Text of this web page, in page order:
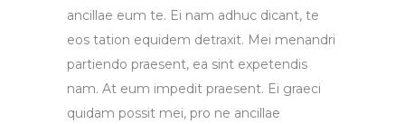
ancillae eum te. Ei nam adhuc dicant, te
eos tation equidem detraxit. Mei menandri
partiendo praesent, ea sint expetendis
nam. At eum impedit praesent. Ei graeci
quidam possit mei, pro ne ancillae